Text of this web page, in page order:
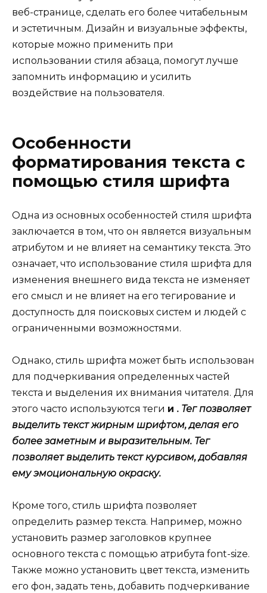
веб-странице, сделать его более читабельным
и эстетичным. Дизайн и визуальные эффекты,
которые можно применить при
использовании стиля абзаца, помогут лучше
запомнить информацию и усилить
воздействие на пользователя.
Особенности
форматирования текста с
помощью стиля шрифта
Одна из основных особенностей стиля шрифта
заключается в том, что он является визуальным
атрибутом и не влияет на семантику текста. Это
означает, что использование стиля шрифта для
изменения внешнего вида текста не изменяет
его смысл и не влияет на его тегирование и
доступность для поисковых систем и людей с
ограниченными возможностями.
Однако, стиль шрифта может быть использован
для подчеркивания определенных частей
текста и выделения их внимания читателя. Для
этого часто используются теги и . Тегпозволяет
выделить текст жирным шрифтом, делая его
более заметным и выразительным. Тег
позволяет выделить текст курсивом, добавляя
ему эмоциональную окраску.
Кроме того, стиль шрифта позволяет
определить размер текста. Например, можно
установить размер заголовков крупнее
основного текста с помощью атрибута font-size.
Также можно установить цвет текста, изменить
его фон, задать тень, добавить подчеркивание